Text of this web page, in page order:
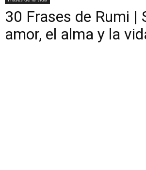
30 Frases de Rumi |
amor, el alma y la